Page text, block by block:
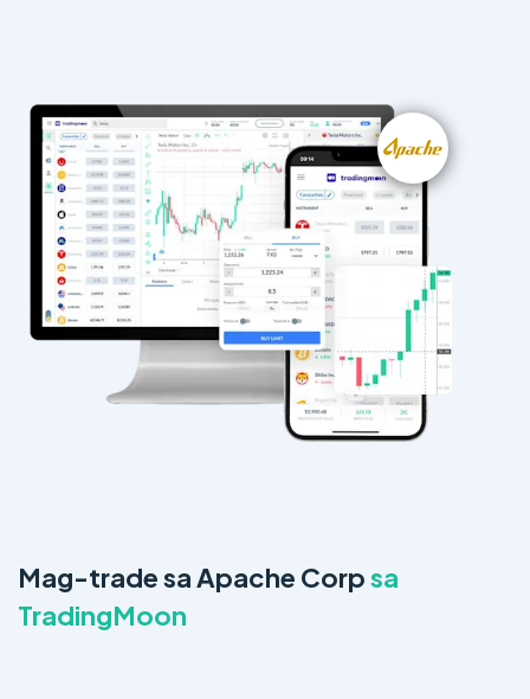
Mag-trade sa Apache Corpsa
TradingMoon